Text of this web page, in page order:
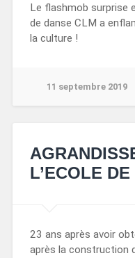
Le flashmob surprise
de danse CLM a
la culture !
11 septembre 2019
L’ECOLE
23 ans après avoir
après la construction